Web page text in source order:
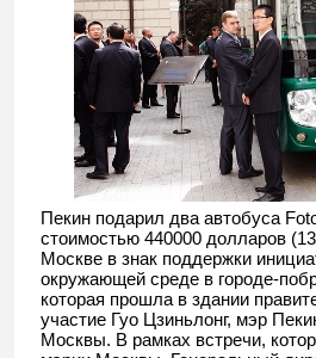
Пекин подарил два автобуса
стоимостью 440000 долларов
Москве в знак поддержки
окружающей среде в городе-
которая прошла в здании
участие Гуо Цзиньлонг, мэр
Москвы. В рамках встречи,